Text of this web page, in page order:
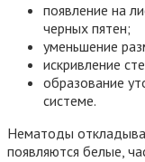
появление на
черных пятен;
уменьшение
искривление
образование
системе.
Нематоды
появляются белые,